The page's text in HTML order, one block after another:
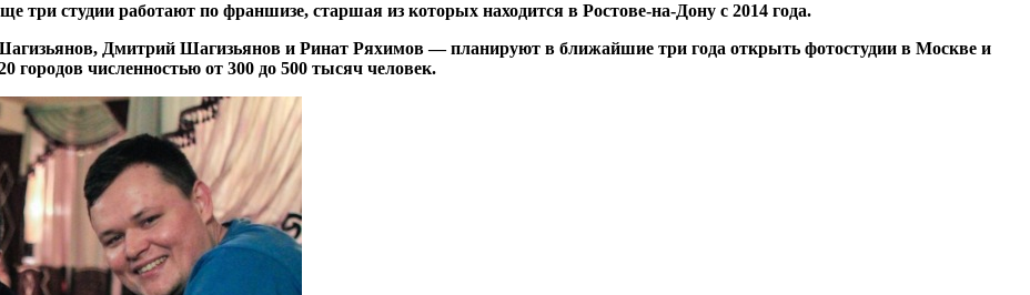
три студии работают по франшизе, старшая из которых находится в Ростове-на-Дону с 2014 года.
Дмитрий Шагизьянов и Ринат Ряхимов — планируют в ближайшие три года открыть фотостудии в Москве и
городов численностью от 300 до 500 тысяч человек.